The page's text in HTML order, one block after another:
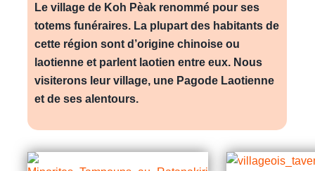
Le village de Koh Pèak renommé pour ses
totems funéraires. La plupart des habitants de
cette région sont d’origine chinoise ou
laotienne et parlent laotien entre eux. Nous
visiterons leur village, une Pagode Laotienne
et de ses alentours.